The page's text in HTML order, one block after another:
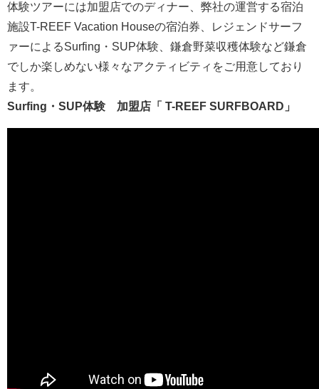
体験ツアーには加盟店でのディナー、弊社の運営する宿泊
施設T-REEF Vacation Houseの宿泊券、レジェンドサーフ
ァーによるSurfing・SUP体験、鎌倉野菜収穫体験など鎌倉
でしか楽しめない様々なアクティビティをご用意しており
ます。
Surfing・SUP体験
加盟店「 T-REEF SURFBOARD」